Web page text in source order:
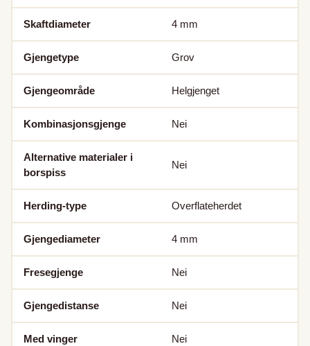
Skaftdiameter 4 mm
Gjengetype Grov
Gjengeområde Helgjenget
Kombinasjonsgjenge Nei
Alternative materialer i
borspiss
Nei
Herding-type Overflateherdet
Gjengediameter 4 mm
Fresegjenge Nei
Gjengedistanse Nei
Med vinger Nei